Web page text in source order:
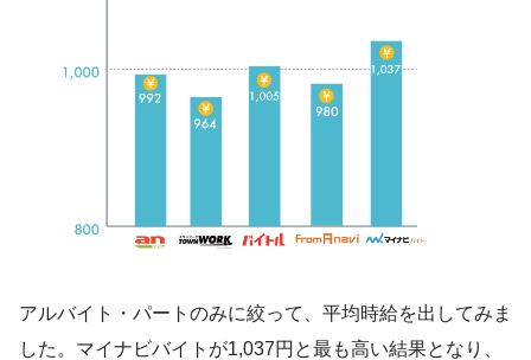
アルバイト・パートのみに絞って、平均時給を出してみま
した。マイナビバイトが1,037円と最も高い結果となり、